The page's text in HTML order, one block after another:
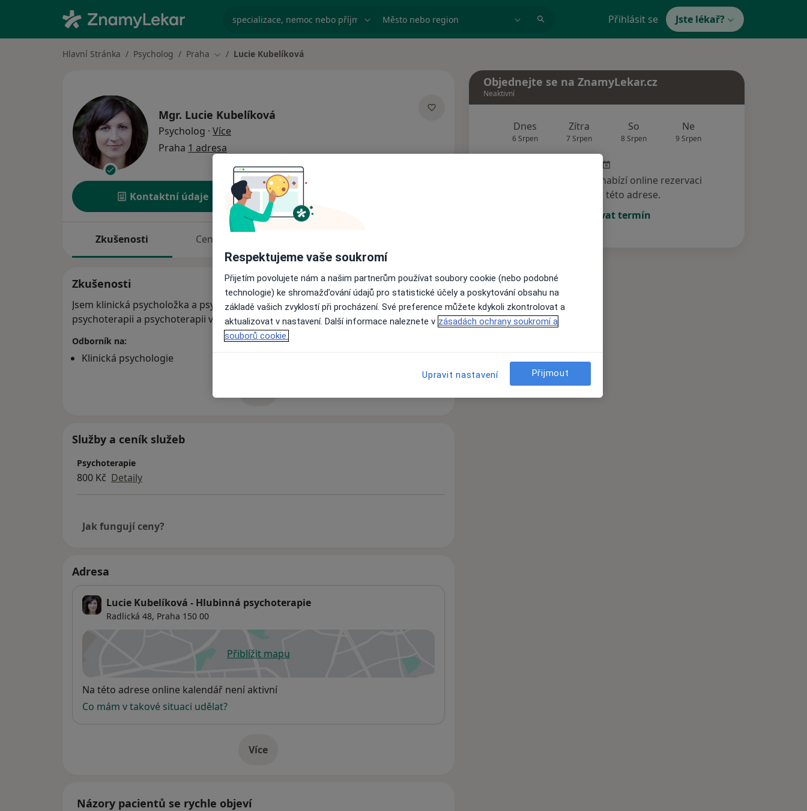
specializace, nemoc nebo příjmení Město nebo region Přihlásit se Jste lékař?
Hlavní Stránka Psycholog Praha Změna města
Lucie Kubelíková
Mgr. Lucie Kubelíková
Psycholog · Více
Praha 1 adresa
Kontaktní údaje
Zkušenosti Ceník
Zkušenosti
Jsem klinická psycholožka a psychoterapeutka. Nabízím hlubinně orientovanou
psychoterapii a psychoterapii v přírodě. Více info na www.luciekubelikova.cz
Odborník na:
Klinická psychologie
o zkušenostech
Služby a ceník služeb
Psychoterapie
800 Kč Detaily
Jak fungují ceny?
Adresa
Lucie Kubelíková - Hlubinná psychoterapie
Radlická 48, Praha 150 00
Přiblížit mapuse otevře v nové záložce
Dostupnost
Na této adrese online kalendář není aktivní
Co mám v takové situaci udělat?
Víceo adrese
Názory pacientů se rychle objeví
Objednejte se na ZnamyLekar.cz
Neaktivní
Dnes
6 Srpen
Zítra
7 Srpen
So
8 Srpen
Ne
9 Srpen
Tento specialista nenabízí online rezervaci
termínu na této adrese.
Rezervovat termín
Respektujeme vaše soukromí
Přijetím povolujete nám a našim partnerům používat soubory cookie (nebo podobné
technologie) ke shromažďování údajů pro statistické účely a poskytování obsahu na
základě vašich zvyklostí při procházení. Své preference můžete kdykoli zkontrolovat a
aktualizovat v nastavení. Další informace naleznete v zásadách ochrany soukromí a
souborů cookie.
Upravit nastavení Přijmout